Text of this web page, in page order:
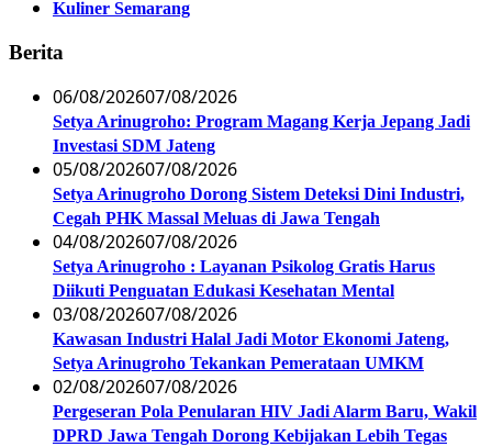
Kuliner Semarang
Berita
06/08/202607/08/2026
Setya Arinugroho: Program Magang Kerja Jepang Jadi
Investasi SDM Jateng
05/08/202607/08/2026
Setya Arinugroho Dorong Sistem Deteksi Dini Industri,
Cegah PHK Massal Meluas di Jawa Tengah
04/08/202607/08/2026
Setya Arinugroho : Layanan Psikolog Gratis Harus
Diikuti Penguatan Edukasi Kesehatan Mental
03/08/202607/08/2026
Kawasan Industri Halal Jadi Motor Ekonomi Jateng,
Setya Arinugroho Tekankan Pemerataan UMKM
02/08/202607/08/2026
Pergeseran Pola Penularan HIV Jadi Alarm Baru, Wakil
DPRD Jawa Tengah Dorong Kebijakan Lebih Tegas